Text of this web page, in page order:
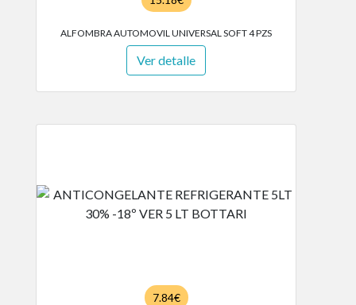
ALFOMBRA AUTOMOVIL UNIVERSAL SOFT 4 PZS
Ver detalle
7.84€